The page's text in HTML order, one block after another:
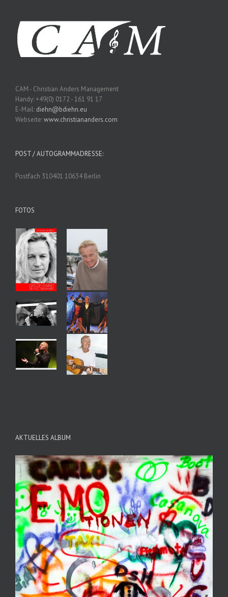
CAM - Christian Anders Management
Handy: +49(0) 0172 - 161 91 17
E-Mail: diehn@bdiehn.eu
Webseite:www.christiananders.com
POST / AUTOGRAMMADRESSE:
Postfach 310401 10634 Berlin
FOTOS
AKTUELLES ALBUM